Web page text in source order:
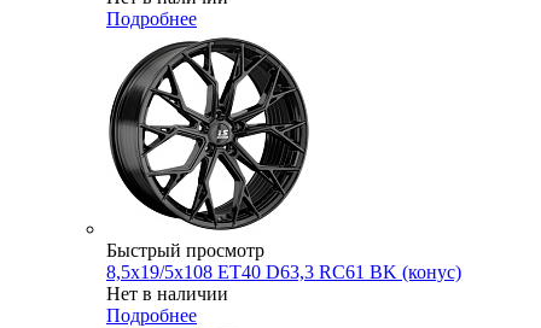
Подробнее
Быстрый просмотр
8,5x19/5x108 ET40 D63,3 RC61 BK (конус)
Нет в наличии
Подробнее